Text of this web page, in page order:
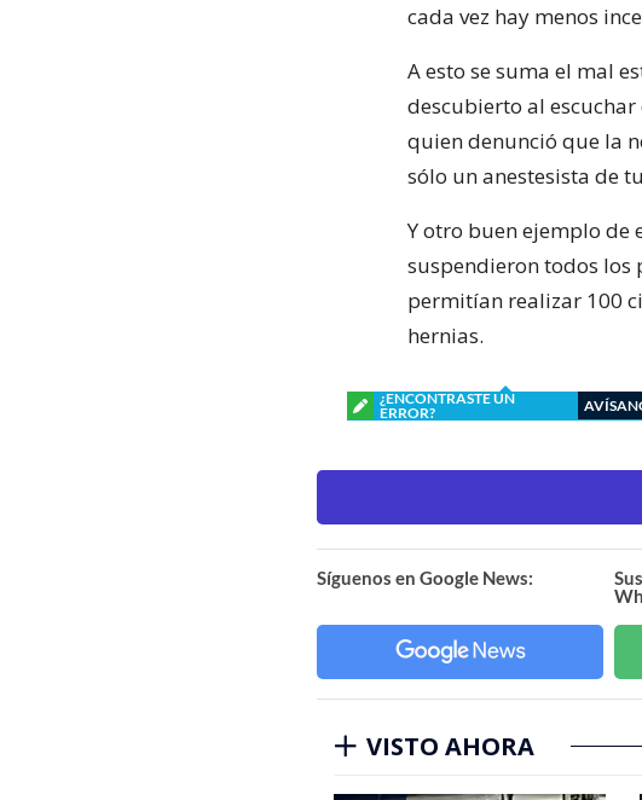
cada vez hay menos
A esto se suma el mal
descubierto al
quien denunció que la
sólo un anestesista de
Y otro buen ejemplo de
suspendieron todos los
permitían realizar 100
hernias.
¿ENCONTRASTE UN
ERROR?
Síguenos en Google News:
VISTO AHORA